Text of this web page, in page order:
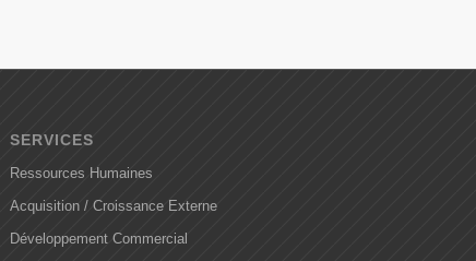
SERVICES
Ressources Humaines
Acquisition / Croissance Externe
Développement Commercial